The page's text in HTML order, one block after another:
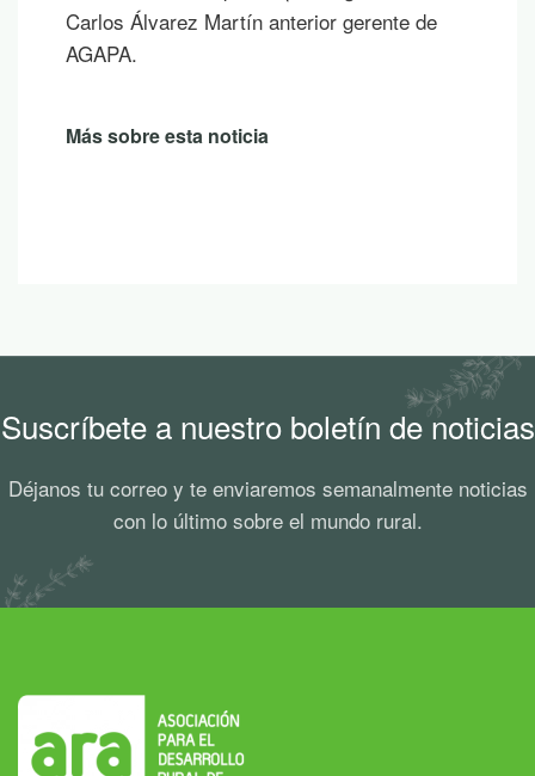
Carlos Álvarez Martín anterior gerente de
AGAPA.
Más sobre esta noticia
Suscríbete a nuestro boletín de noticias
Déjanos tu correo y te enviaremos semanalmente noticias
con lo último sobre el mundo rural.